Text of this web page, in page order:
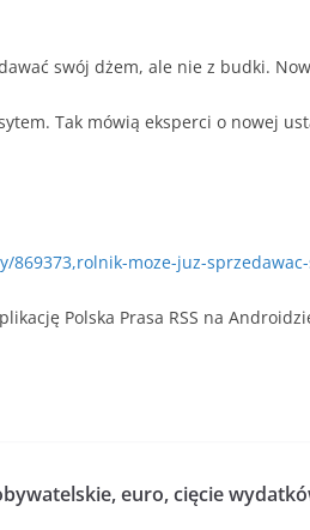
swój dżem, ale nie z budki.
Tak mówią eksperci o nowej
869373,rolnik-moze-juz-
Polska Prasa RSS na
euro, cięcie